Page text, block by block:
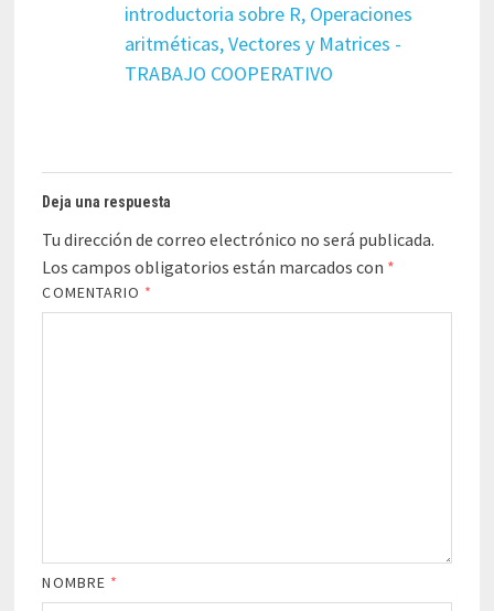
introductoria sobre R, Operaciones
aritméticas, Vectores y Matrices -
TRABAJO COOPERATIVO
Deja una respuesta
Tu dirección de correo electrónico no será publicada.
Los campos obligatorios están marcados con *
COMENTARIO *
NOMBRE *